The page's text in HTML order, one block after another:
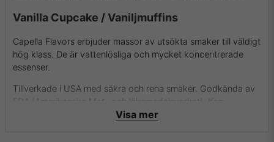
Vanilla Cupcake / Vaniljmuffins
Capella Flavors erbjuder massor av utsökta smaker till väldigt
hög klass. De är vattenlösliga och mycket koncentrerade
essenser.
Tillverkade i USA med säkra och rena smaker. Godkända av
FDA (Amerikanska Mat- och läkemedelsverket). Kan
användas i både mat (bakverk, glass m.m.) och dryck
Visa mer